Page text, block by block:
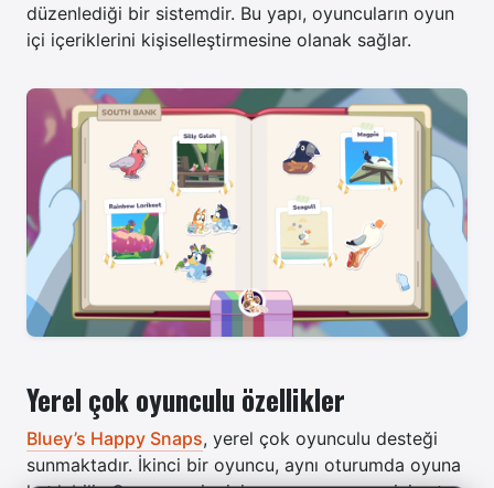
düzenlediği bir sistemdir. Bu yapı, oyuncuların oyun
içi içeriklerini kişiselleştirmesine olanak sağlar.
Yerel çok oyunculu özellikler
Bluey’s Happy Snaps, yerel çok oyunculu desteği
sunmaktadır. İkinci bir oyuncu, aynı oturumda oyuna